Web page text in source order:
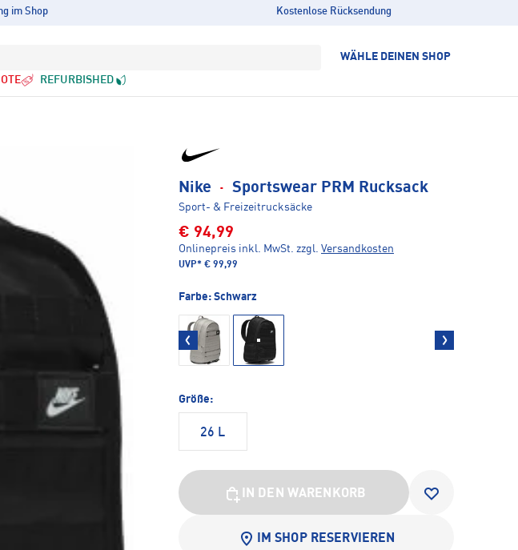
im Shop Kostenlose Rücksendung
WÄHLE DEINEN SHOP
REFURBISHED
Nike · Sportswear PRM Rucksack
Sport- & Freizeitrucksäcke
€ 94,99
Onlinepreis inkl. MwSt. zzgl. Versandkosten
UVP* € 99,99
Farbe: Schwarz
Größe:
26 L
IN DEN WARENKORB
IM SHOP RESERVIEREN